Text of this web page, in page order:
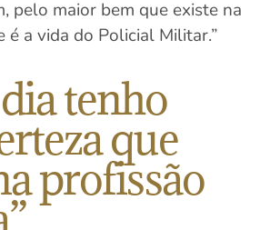
pelo maior bem que existe na
é a vida do Policial Militar.”
tenho
que
profissão